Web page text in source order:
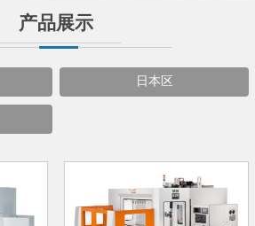
产品展示
日本区